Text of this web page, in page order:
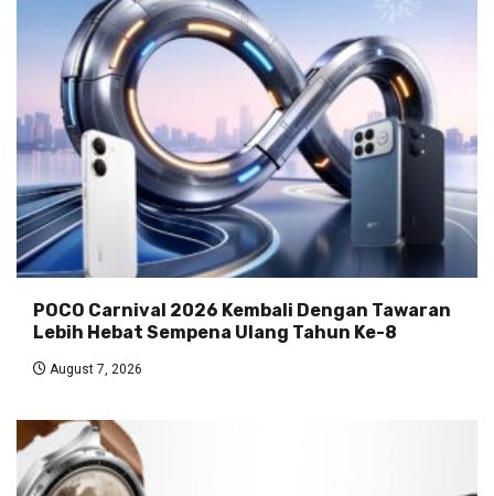
POCO Carnival 2026 Kembali Dengan Tawaran
Lebih Hebat Sempena Ulang Tahun Ke-8
August 7, 2026